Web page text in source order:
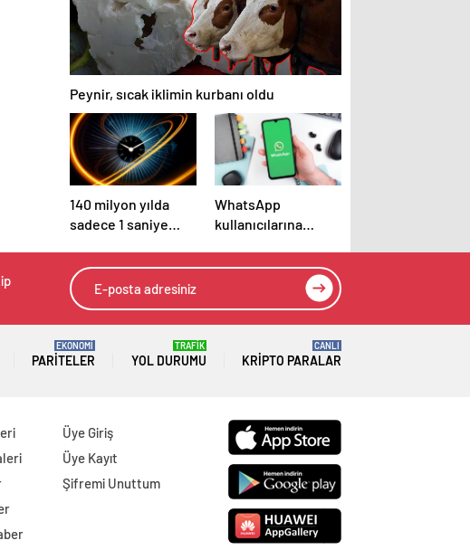
Peynir, sıcak iklimin kurbanı oldu
140 milyon yılda
sadece 1 saniye
geliştirildi
WhatsApp
kullanıcılarına
Yeni özellik
PARITELER
EKONOMİ
YOL DURUMU
TRAFİK
KRIPTO PARALAR
CANLI
Üye Giriş
Üye Kayıt
Şifremi Unuttum